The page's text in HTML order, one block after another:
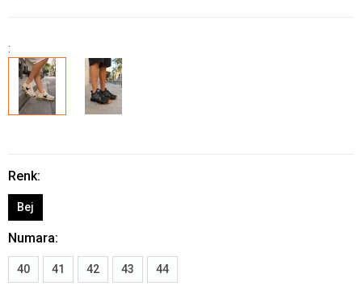
:
Renk:
Bej
Numara:
40 41 42 43 44